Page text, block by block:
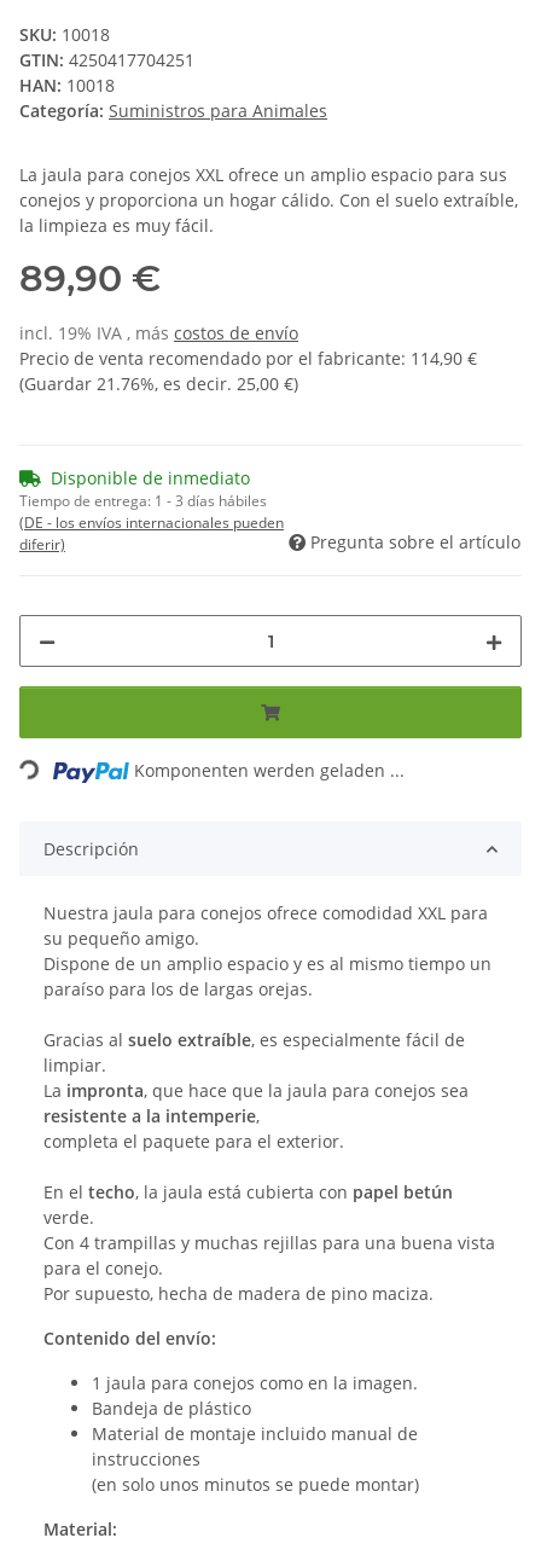
SKU: 10018
GTIN: 4250417704251
HAN: 10018
Categoría: Suministros para Animales
La jaula para conejos XXL ofrece un amplio espacio para sus
conejos y proporciona un hogar cálido. Con el suelo extraíble,
la limpieza es muy fácil.
89,90 €
incl. 19% IVA , más costos de envío
Precio de venta recomendado por el fabricante: 114,90 €
(Guardar 21.76%, es decir. 25,00 €)
Disponible de inmediato
Tiempo de entrega: 1 - 3 días hábiles
(DE - los envíos internacionales pueden
diferir)
Pregunta sobre el artículo
Loading... Komponenten werden geladen ...
Descripción
Nuestra jaula para conejos ofrece comodidad XXL para
su pequeño amigo.
Dispone de un amplio espacio y es al mismo tiempo un
paraíso para los de largas orejas.
Gracias al suelo extraíble, es especialmente fácil de
limpiar.
La impronta, que hace que la jaula para conejos sea
resistente a la intemperie,
completa el paquete para el exterior.
En el techo, la jaula está cubierta con papel betún
verde.
Con 4 trampillas y muchas rejillas para una buena vista
para el conejo.
Por supuesto, hecha de madera de pino maciza.
Contenido del envío:
1 jaula para conejos como en la imagen.
Bandeja de plástico
Material de montaje incluido manual de
instrucciones
(en solo unos minutos se puede montar)
Material: